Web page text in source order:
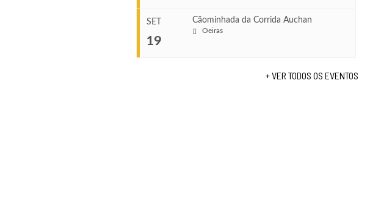
Ago 23, 2026
VENUE
Set 11, 2026
SET
19
Cãominhada da Corrida Auchan
Oeiras
+ VER TODOS OS EVENTOS